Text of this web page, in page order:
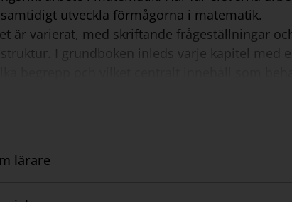
utveckla förmågorna i matematik.
är varierat, med skriftande frågeställningar
I grundboken inleds varje kapitel med
Teori och exempel får ta plats och är
gör nedslag i matematikhistorien eller i
lärare